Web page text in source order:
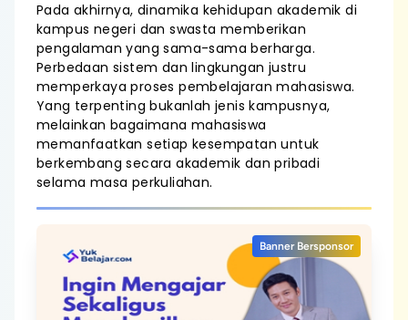
Pada akhirnya, dinamika kehidupan akademik di
kampus negeri dan swasta memberikan
pengalaman yang sama-sama berharga.
Perbedaan sistem dan lingkungan justru
memperkaya proses pembelajaran mahasiswa.
Yang terpenting bukanlah jenis kampusnya,
melainkan bagaimana mahasiswa
memanfaatkan setiap kesempatan untuk
berkembang secara akademik dan pribadi
selama masa perkuliahan.
Banner Bersponsor